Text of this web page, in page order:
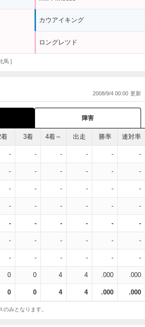
カウアイキング
ロングレツド
馬 ]
2008/9/4 00:00
障害
3着 4着～ 出走 勝率 連対率
- - - - - -
- - - - - -
- - - - - -
- - - - - -
- - - - - -
- - - - - -
- - - - - -
0 0 4 4 .000 .000
0 0 4 4 .000 .000
みとなります。